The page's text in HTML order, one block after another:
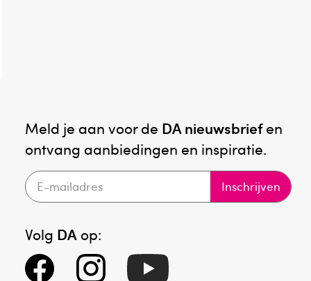
Meld je aan voor de DA nieuwsbriefen
ontvang aanbiedingen en inspiratie.
Inschrijven
Volg DA op: